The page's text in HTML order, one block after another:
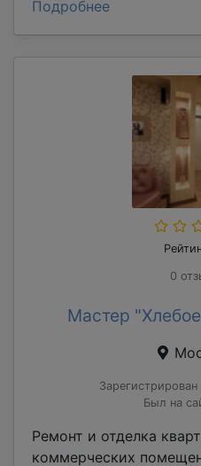
Подробнее
0
Мастер
Был на
Ремонт и отделка
коммерческих